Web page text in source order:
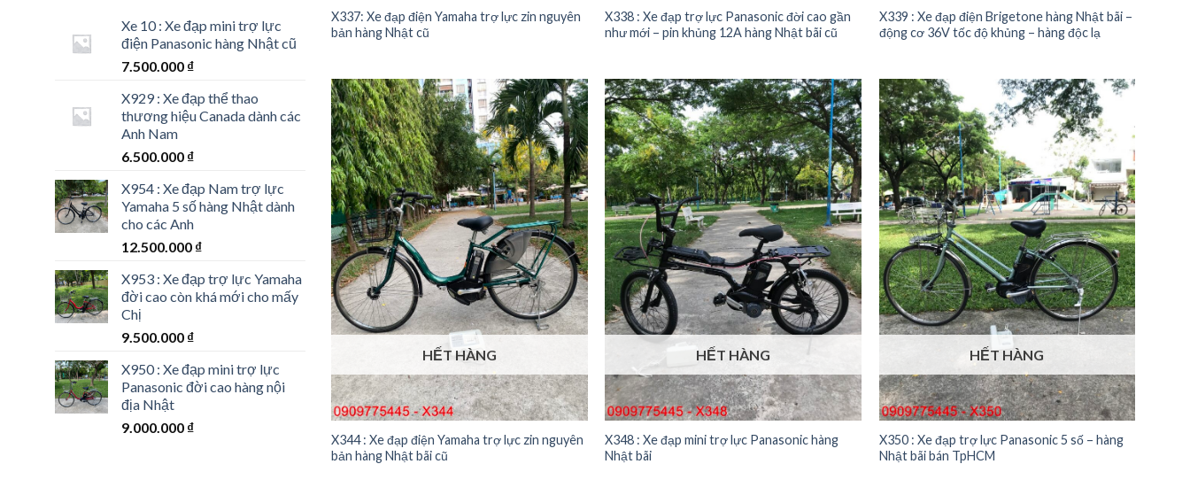
Xe 10 : Xe đạp mini trợ lực
điện Panasonic hàng Nhật cũ
7.500.000 ₫
X929 : Xe đạp thể thao
thương hiệu Canada dành các
Anh Nam
6.500.000 ₫
X954 : Xe đạp Nam trợ lực
Yamaha 5 số hàng Nhật dành
cho các Anh
12.500.000 ₫
X953 : Xe đạp trợ lực Yamaha
đời cao còn khá mới cho mấy
Chị
9.500.000 ₫
X950 : Xe đạp mini trợ lực
Panasonic đời cao hàng nội
địa Nhật
9.000.000 ₫
X337: Xe đạp điện Yamaha trợ lực zin nguyên
bản hàng Nhật cũ
X338 : Xe đạp trợ lực Panasonic đời cao gần
như mới – pin khủng 12A hàng Nhật bãi cũ
X339 : Xe đạp điện Brigetone hàng Nhật bãi –
động cơ 36V tốc độ khủng – hàng độc lạ
HẾT HÀNG
X344 : Xe đạp điện Yamaha trợ lực zin nguyên
bản hàng Nhật bãi cũ
HẾT HÀNG
X348 : Xe đạp mini trợ lực Panasonic hàng
Nhật bãi
HẾT HÀNG
X350 : Xe đạp trợ lực Panasonic 5 số – hàng
Nhật bãi bán TpHCM